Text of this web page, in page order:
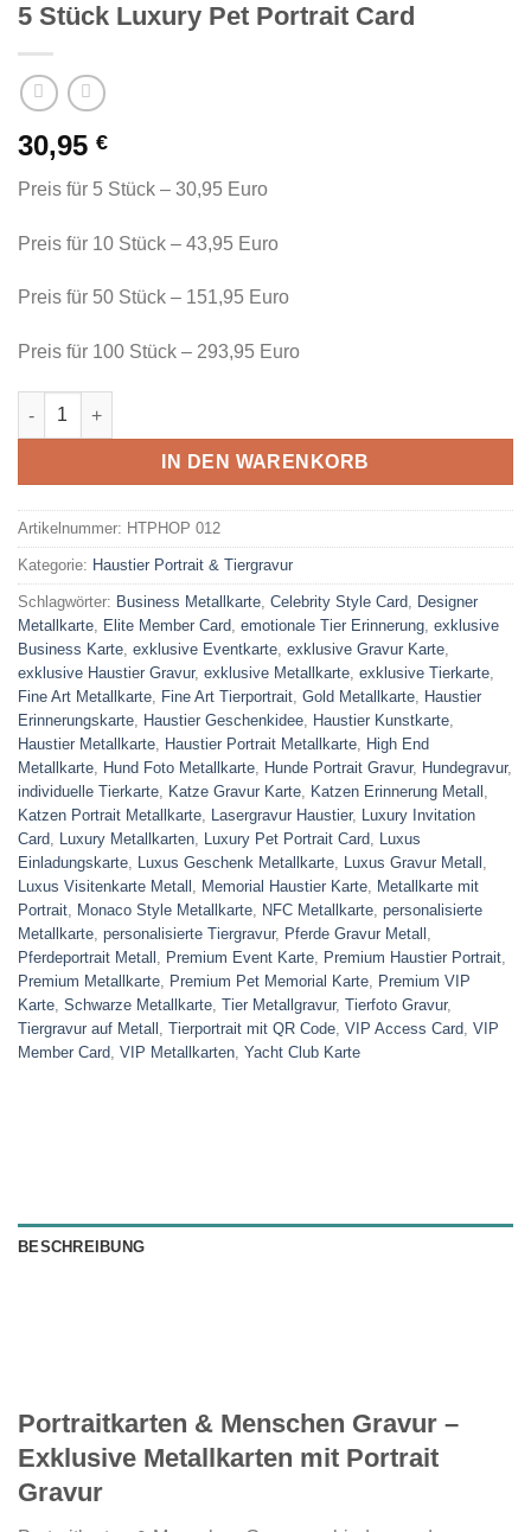
5 Stück Luxury Pet Portrait Card
30,95 €
Preis für 5 Stück – 30,95 Euro
Preis für 10 Stück – 43,95 Euro
Preis für 50 Stück – 151,95 Euro
Preis für 100 Stück – 293,95 Euro
5 Stück Luxury Pet Portrait Card Menge
IN DEN WARENKORB
Artikelnummer: HTPHOP 012
Kategorie: Haustier Portrait & Tiergravur
Schlagwörter: Business Metallkarte Celebrity Style Card
Designer
Metallkarte
Elite Member Card emotionale Tier Erinnerung exklusive
Business Karte exklusive Eventkarte exklusive Gravur Karte
exklusive Haustier Gravur, exklusive Metallkarte exklusive Tierkarte
Fine Art Metallkarte
Fine Art Tierportrait Gold Metallkarte
Haustier
Erinnerungskarte
Haustier Geschenkidee Haustier Kunstkarte
Haustier Metallkarte
Haustier Portrait Metallkarte
High End
Metallkarte
Hund Foto Metallkarte Hunde Portrait Gravur, Hundegravur,
individuelle Tierkarte
Katze Gravur Karte Katzen Erinnerung Metall
Katzen Portrait Metallkarte
Lasergravur Haustier,
Luxury Invitation
Card
Luxury Metallkarten Luxury Pet Portrait Card
Luxus
Einladungskarte
Luxus Geschenk Metallkarte Luxus Gravur Metall
Luxus Visitenkarte Metall
Memorial Haustier Karte
Metallkarte mit
Portrait
Monaco Style Metallkarte NFC Metallkarte personalisierte
Metallkarte personalisierte Tiergravur, Pferde Gravur Metall
Pferdeportrait Metall
Premium Event Karte Premium Haustier Portrait
Premium Metallkarte
Premium Pet Memorial Karte
Premium VIP
Karte Schwarze Metallkarte Tier Metallgravur, Tierfoto Gravur,
Tiergravur auf Metall
Tierportrait mit QR Code VIP Access Card VIP
Member Card VIP Metallkarten Yacht Club Karte
BESCHREIBUNG
Portraitkarten & Menschen Gravur –
Exklusive Metallkarten mit Portrait
Gravur